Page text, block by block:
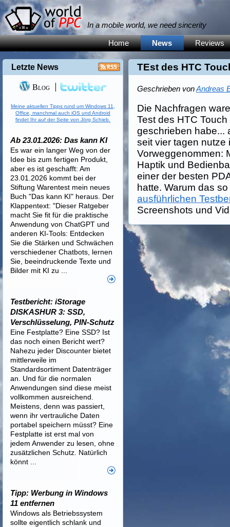
In a mobile world, we need sincerity
Home News Reviews
TEst des HTC
Geschrieben vonAndreas
Die Nachfragen
Test des HTC
geschrieben habe...
seit vier tagen nutze
Vorweggenommen:
Haptik und
einer der besten
hatte. Warum das
ausführlichen
Screenshots und
Letzte News
Blog
Meine aktuellen Tipps rund um Windows 11,
Office, manchmal auch iOS und Android
findet Ihr auf der Seite von Jörg Schieb.
Ab 23.01.2026: Das kann KI
Es war ein langer Weg von der
Idee bis zum fertigen Produkt,
aber es ist geschafft: Am
23.01.2026 kommt bei der
Stiftung Warentest mein neues
Buch "Das kann KI" heraus. Der
Klappentext: "Dieser Ratgeber
macht Sie fit für die praktische
Anwendung von ChatGPT und
anderen KI-Tools: Entdecken
Sie die Stärken und Schwächen
verschiedener Chatbots, lernen
Sie, beeindruckende Texte und
Bilder mit KI zu ...
Testbericht: iStorage
DISKASHUR 3: SSD,
Verschlüsselung, PIN-Schutz
Eine Festplatte? Eine SSD? Ist
das noch einen Bericht wert?
Nahezu jeder Discounter bietet
mittlerweile im
Standardsortiment Datenträger
an. Und für die normalen
Anwendungen sind diese meist
vollkommen ausreichend.
Meistens, denn was passiert,
wenn ihr vertrauliche Daten
portabel speichern müsst? Eine
Festplatte ist erst mal von
jedem Anwender zu lesen, ohne
zusätzlichen Schutz. Natürlich
könnt ...
Tipp: Werbung in Windows
11 entfernen
Windows als Betriebssystem
sollte eigentlich schlank und